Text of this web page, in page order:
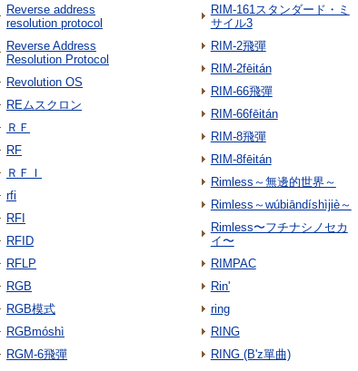
Reverse address
resolution protocol
Reverse Address
Resolution Protocol
Revolution OS
REムスクロン
ＲＦ
RF
ＲＦＩ
rfi
RFI
RFID
RFLP
RGB
RGB模式
RGBmóshì
RGM-6飛彈
RIM-161スタンダード・ミ
サイル3
RIM-2飛彈
RIM-2fēitán
RIM-66飛彈
RIM-66fēitán
RIM-8飛彈
RIM-8fēitán
Rimless～無邊的世界～
Rimless～wúbiāndíshìjiè～
Rimless〜フチナシノセカ
イ〜
RIMPAC
Rin'
ring
RING
RING (B'z單曲)